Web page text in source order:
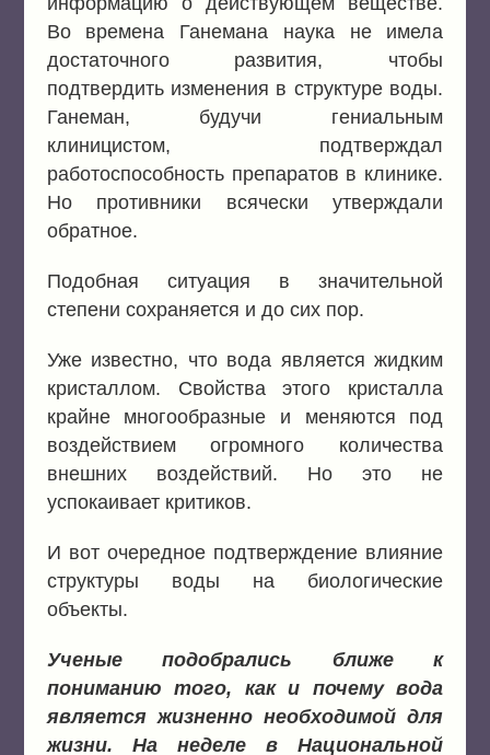
Во времена Ганемана наука не имела
достаточного развития, чтобы
подтвердить изменения в структуре воды.
Ганеман, будучи гениальным
клиницистом, подтверждал
работоспособность препаратов в клинике.
Но противники всячески утверждали
обратное.
Подобная ситуация в значительной
степени сохраняется и до сих пор.
Уже известно, что вода является жидким
кристаллом. Свойства этого кристалла
крайне многообразные и меняются под
воздействием огромного количества
внешних воздействий. Но это не
успокаивает критиков.
И вот очередное подтверждение влияние
структуры воды на биологические
объекты.
Ученые подобрались ближе к
пониманию того, как и почему вода
является жизненно необходимой для
жизни. На неделе в Национальной